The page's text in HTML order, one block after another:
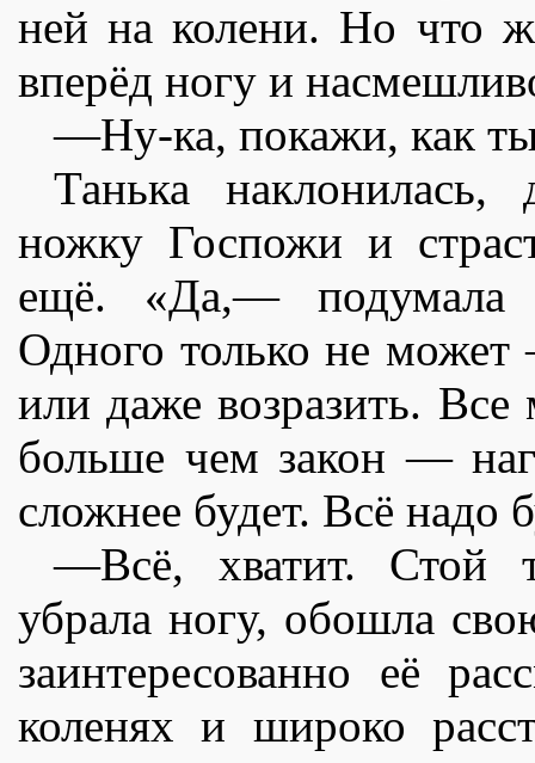
ней на колени. Но что
вперëд ногу и
—Ну-ка, покажи, как
Танька наклонилась,
ножку Госпожи и
ещë. «Да,— подумала
Одного только не может
или даже возразить.
больше чем закон —
сложнее будет. Всë надо
—Всë, хватит. Стой
убрала ногу, обошла
заинтересованно еë
коленях и широко